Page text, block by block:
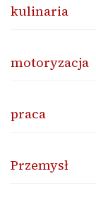
kulinaria
motoryzacja
praca
Przemysł